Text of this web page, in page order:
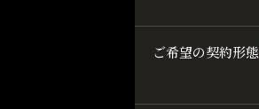
ご希望の契約形態